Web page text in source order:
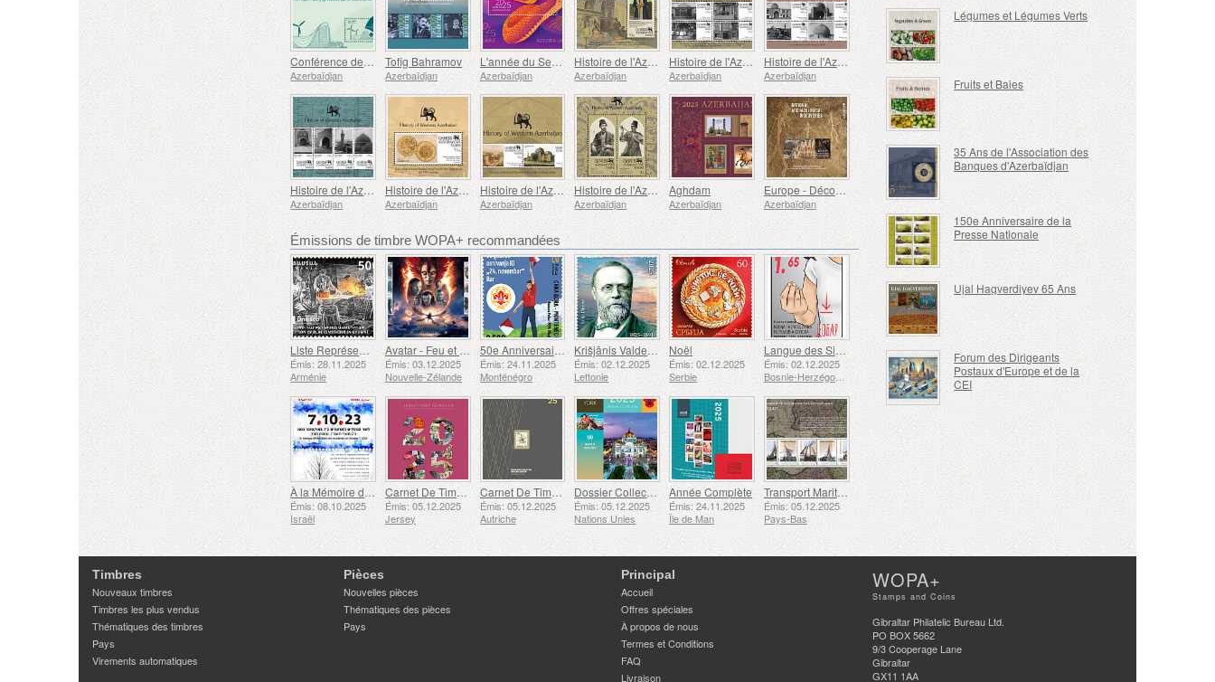
Conférence des Nations Unies sur les Changements Climatiques
Azerbaïdjan
Tofig Bahramov
Azerbaïdjan
L'année du Serpent
Azerbaïdjan
Histoire de l'Azerbaïdjan Occidental - Le Dernier Khan d'Irevan
Azerbaïdjan
Histoire de l'Azerbaïdjan Occidental - Palais Sardar
Azerbaïdjan
Histoire de l'Azerbaïdjan Occidental - Mosquée Sardar
Azerbaïdjan
Histoire de l'Azerbaïdjan Occidental - Mosquée Bleue
Azerbaïdjan
Histoire de l'Azerbaïdjan Occidental - Pièce de Monnaie Frappée dans le Khanat d'Irevan
Azerbaïdjan
Histoire de l'Azerbaïdjan Occidental - Le Khanat d'Irevan dans les œuvres d'artistes étrangers
Azerbaïdjan
Histoire de l'Azerbaïdjan Occidental - Représentants de l'école Goycha Ashiq
Azerbaïdjan
Aghdam
Azerbaïdjan
Europe - Découvertes Archéologiques Nationales, Gobustan
Azerbaïdjan
Émissions de timbre WOPA+ recommandées
Liste Représentative du Patrimoine Culturel Immatériel de l'humanité de l'UNESCO - Tradition de la Forge à Gyumri
Émis: 28.11.2025
Arménie
Avatar - Feu et Cendres
Émis: 03.12.2025
Nouvelle-Zélande
50e Anniversaire de la Fondation du Bar Scout du 24 Novembre
Émis: 24.11.2025
Monténégro
Krišjānis Valdemārs
Émis: 02.12.2025
Lettonie
Noël
Émis: 02.12.2025
Serbie
Langue des Signes - Bien
Émis: 02.12.2025
Bosnie-Herzégovine - République de Srpska
À la Mémoire des Morts et des Assassinés le 7 Octobre 2023
Émis: 08.10.2025
Israël
Carnet De Timbres
Émis: 05.12.2025
Jersey
Carnet De Timbres
Émis: 05.12.2025
Autriche
Dossier Collection Annuelle (New York)
Émis: 05.12.2025
Nations Unies
Année Complète
Émis: 24.11.2025
Île de Man
Transport Maritime aux XVIIe et XVIIIe Siècles – Transport de Tourbe
Émis: 05.12.2025
Pays-Bas
Légumes et Légumes Verts
Fruits et Baies
35 Ans de l'Association des
Banques d'Azerbaïdjan
150e Anniversaire de la
Presse Nationale
Ujal Hagverdiyev 65 Ans
Forum des Dirigeants
Postaux d'Europe et de la
CEI
Timbres
Nouveaux timbres
Timbres les plus vendus
Thématiques des timbres
Pays
Virements automatiques
Pièces
Nouvelles pièces
Thématiques des pièces
Pays
Principal
Accueil
Offres spéciales
À propos de nous
Termes et Conditions
FAQ
Livraison
WOPA+
Stamps and Coins
Gibraltar Philatelic Bureau Ltd.
PO BOX 5662
9/3 Cooperage Lane
Gibraltar
GX11 1AA